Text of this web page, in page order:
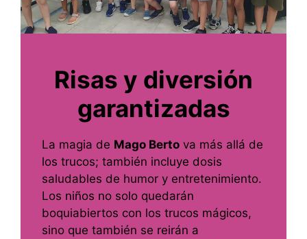
Risas y diversión
garantizadas
La magia de Mago Berto va más allá de
los trucos; también incluye dosis
saludables de humor y entretenimiento.
Los niños no solo quedarán
boquiabiertos con los trucos mágicos,
sino que también se reirán a